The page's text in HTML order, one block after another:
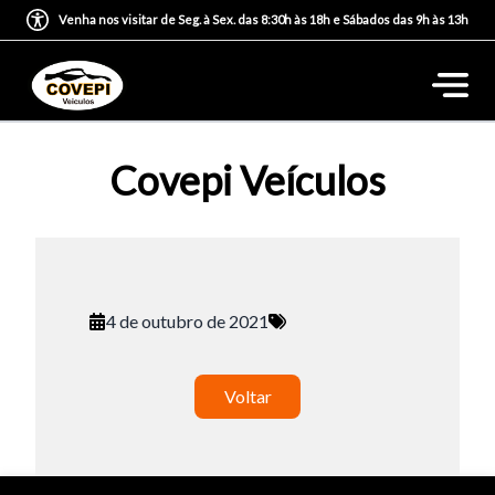
Venha nos visitar de Seg. à Sex. das 8:30h às 18h e Sábados das 9h às 13h
Covepi Veículos
4 de outubro de 2021
Voltar